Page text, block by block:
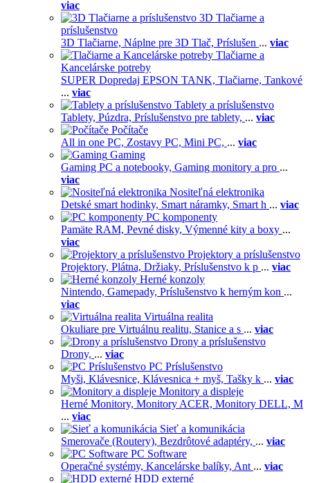
viac
3D Tlačiarne a
príslušenstvo
3D Tlačiarne, Náplne pre 3D Tlač, Príslušen ... viac
Tlačiarne a
Kancelárske potreby
SUPER Dopredaj EPSON TANK, Tlačiarne, Tankové
... viac
Tablety a príslušenstvo
Tablety, Púzdra, Príslušenstvo pre tablety, ... viac
Počítače
All in one PC, Zostavy PC, Mini PC, ... viac
Gaming
Gaming PC a notebooky, Gaming monitory a pro ...
viac
Nositeľná elektronika
Detské smart hodinky, Smart náramky, Smart h ... viac
PC komponenty
Pamäte RAM, Pevné disky, Výmenné kity a boxy ...
viac
Projektory a príslušenstvo
Projektory, Plátna, Držiaky, Príslušenstvo k p ... viac
Herné konzoly
Nintendo, Gamepady, Príslušenstvo k herným kon ...
viac
Virtuálna realita
Okuliare pre Virtuálnu realitu, Stanice a s ... viac
Drony a príslušenstvo
Drony, ... viac
PC Príslušenstvo
Myši, Klávesnice, Klávesnica + myš, Tašky k ... viac
Monitory a displeje
Herné Monitory, Monitory ACER, Monitory DELL, M
... viac
Sieť a komunikácia
Smerovače (Routery), Bezdrôtové adaptéry, ... viac
PC Software
Operačné systémy, Kancelárske balíky, Ant ... viac
HDD externé